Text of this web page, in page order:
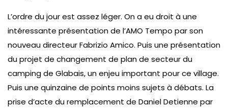
L’ordre du jour est assez léger. On a eu droit à une
intéressante présentation de l’AMO Tempo par son
nouveau directeur Fabrizio Amico. Puis une présentation
du projet de changement de plan de secteur du
camping de Glabais, un enjeu important pour ce village.
Puis une quinzaine de points moins sujets à débats. La
prise d’acte du remplacement de Daniel Detienne par